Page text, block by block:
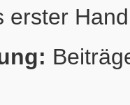
erster